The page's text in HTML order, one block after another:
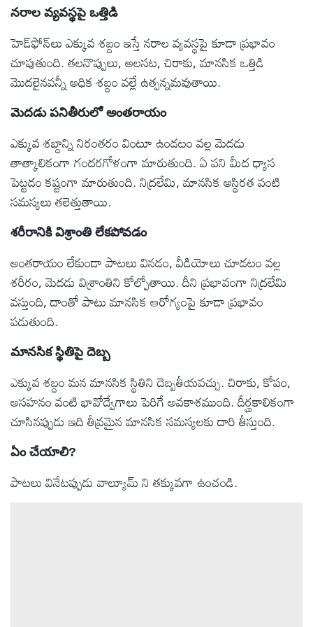
నరాల వ్యవస్థపై ఒత్తిడి
హెడ్‌ఫోన్‌లు ఎక్కువ శబ్దం ఇస్తే నరాల వ్యవస్థపై కూడా ప్రభావం
చూపుతుంది. తలనొప్పులు, అలసట, చిరాకు, మానసిక ఒత్తిడి
మొదలైనవన్నీ అధిక శబ్దం వల్లే ఉత్పన్నమవుతాయి.
మెదడు పనితీరులో అంతరాయం
ఎక్కువ శబ్దాన్ని నిరంతరం వింటూ ఉండటం వల్ల మెదడు
తాత్కాలికంగా గందరగోళంగా మారుతుంది. ఏ పని మీద ధ్యాస
పెట్టడం కష్టంగా మారుతుంది. నిద్రలేమి, మానసిక అస్థిరత వంటి
సమస్యలు తలెత్తుతాయి.
శరీరానికి విశ్రాంతి లేకపోవడం
అంతరాయం లేకుండా పాటలు వినడం, వీడియోలు చూడటం వల్ల
శరీరం, మెదడు విశ్రాంతిని కోల్పోతాయి. దీని ప్రభావంగా నిద్రలేమి
వస్తుంది, దాంతో పాటు మానసిక ఆరోగ్యంపై కూడా ప్రభావం
పడుతుంది.
మానసిక స్థితిపై దెబ్బ
ఎక్కువ శబ్దం మన మానసిక స్థితిని దెబ్బతీయవచ్చు. చిరాకు, కోపం,
అసహనం వంటి భావోద్వేగాలు పెరిగే అవకాశముంది. దీర్ఘకాలికంగా
చూసినప్పుడు ఇది తీవ్రమైన మానసిక సమస్యలకు దారి తీస్తుంది.
ఏం చేయాలి?
పాటలు వినేటప్పుడు వాల్యూమ్‌ ని తక్కువగా ఉంచండి.